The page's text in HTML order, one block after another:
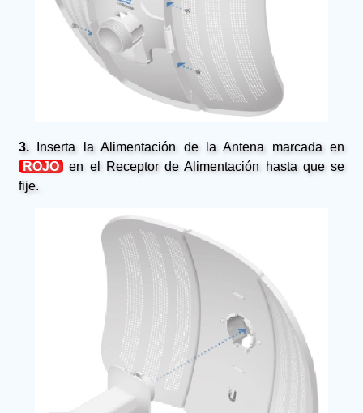
3. Inserta la Alimentación de la Antena marcada en
ROJO
en el Receptor de Alimentación hasta que se
fije.